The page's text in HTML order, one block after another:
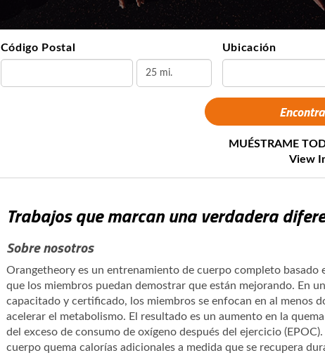
Código Postal Ubicación
MUÉSTRAME
View
Trabajos que marcan una verdadera
Sobre nosotros
Orangetheory es un entrenamiento de cuerpo completo
que los miembros puedan demostrar que están mejorando. En
capacitado y certificado, los miembros se enfocan en al menos
acelerar el metabolismo. El resultado es un aumento en la
del exceso de consumo de oxígeno después del ejercicio
cuerpo quema calorías adicionales a medida que se recupera